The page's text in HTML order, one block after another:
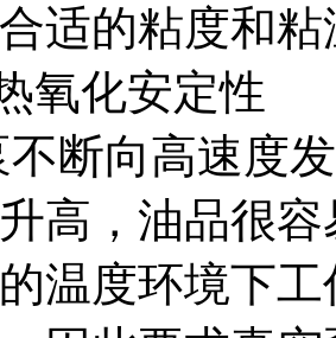
适的粘度和
氧化安定性
断向高速度
高，油品很
温度环境下